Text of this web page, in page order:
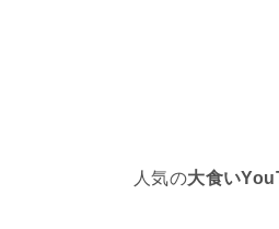
人気の大食い